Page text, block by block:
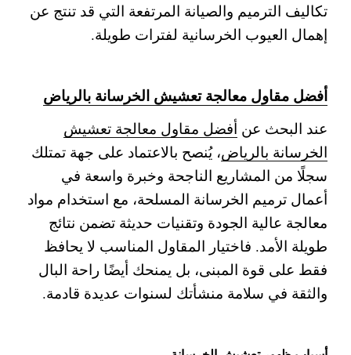
تكاليف الترميم والصيانة المرتفعة التي قد تنتج عن
إهمال العيوب الخرسانية لفترات طويلة.
أفضل مقاول معالجة تعشيش الخرسانة بالرياض
عند البحث عن أفضل مقاول معالجة تعشيش
الخرسانة بالرياض، يُنصح بالاعتماد على جهة تمتلك
سجلًا من المشاريع الناجحة وخبرة واسعة في
أعمال ترميم الخرسانة المسلحة، مع استخدام مواد
معالجة عالية الجودة وتقنيات حديثة تضمن نتائج
طويلة الأمد. فاختيار المقاول المناسب لا يحافظ
فقط على قوة المبنى، بل يمنحك أيضًا راحة البال
والثقة في سلامة منشأتك لسنوات عديدة قادمة.